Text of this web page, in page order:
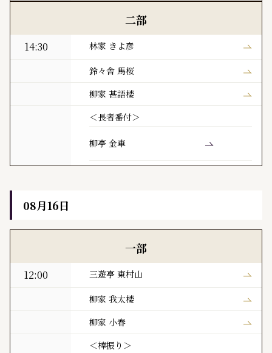
二部
14:30 林家 きよ彦
鈴々舎 馬桜
柳家 甚語楼
＜長者番付＞
柳亭 金車
08月16日
一部
12:00 三遊亭 東村山
柳家 我太楼
柳家 小春
＜棒振り＞